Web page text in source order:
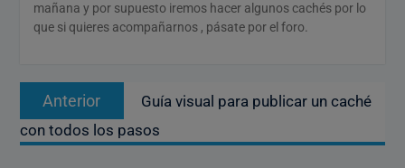
mañana y por supuesto iremos hacer algunos cachés por lo
que si quieres acompañarnos , pásate por el foro.
Navegación
entradas
Anterior
Entrada
anterior:
Guía visual para publicar un caché
con todos los pasos